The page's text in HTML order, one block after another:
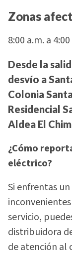
Zonas
8:00 a.m. a
Desde la
desvío a
Colonia
Residencial
Aldea El
¿Cómo
eléctrico?
Si enfrentas
servicio,
distribuidora
de atención al